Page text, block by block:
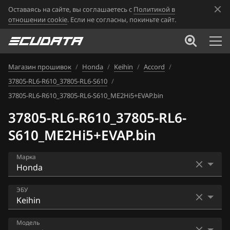
Оставаясь на сайте, вы соглашаетесь с Политикой в
отношении cookie. Если не согласны, покиньте сайт.
Магазин прошивок / Honda / Keihin / Accord /
37805-RL6-R610_37805-RL6-S610 /
37805-RL6-R610_37805-RL6-S610_ME2Hi5+EVAP.bin
37805-RL6-R610_37805-RL6-
S610_ME2Hi5+EVAP.bin
Марка
Acura
Alfa Romeo
ЭБУ
Bosch EDC17C58
Модель